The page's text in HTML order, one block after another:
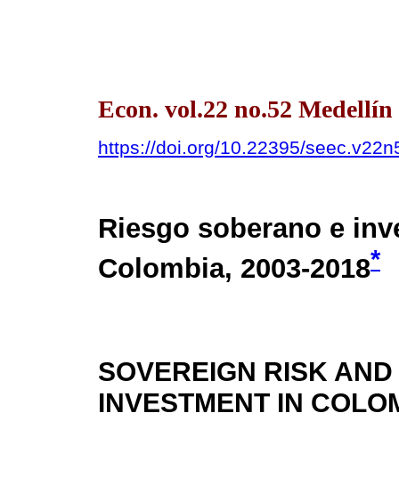
Econ. vol.22 no.52
https://doi.org/10.22395/
Riesgo soberano e
Colombia, 2003-2018*
SOVEREIGN RISK
INVESTMENT IN